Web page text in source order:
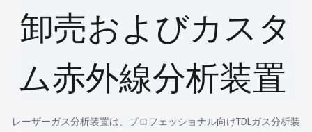
卸売およびカスタ
ム赤外線分析装置
レーザーガス分析装置は、プロフェッショナル向けTDLガス分析装